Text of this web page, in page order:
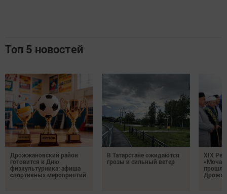
Топ 5 новостей
Дрожжановский район
готовится к Дню
физкультурника: афиша
спортивных мероприятий
В Татарстане ожидаются
грозы и сильный ветер
XIX